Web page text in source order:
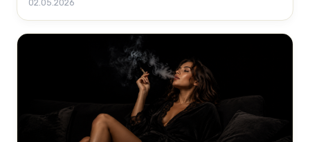
02.05.2026